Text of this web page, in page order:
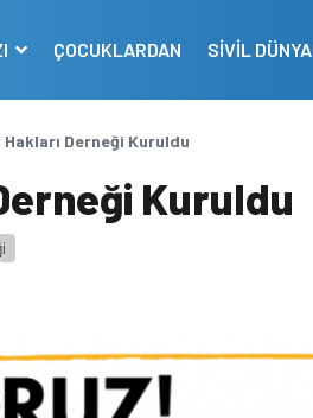
ÇOCUKLARDAN SİVİL DÜNYA
Derneği Kuruldu
Kuruldu